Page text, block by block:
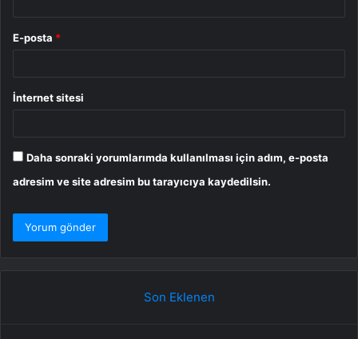
E-posta *
İnternet sitesi
Daha sonraki yorumlarımda kullanılması için adım, e-posta
adresim ve site adresim bu tarayıcıya kaydedilsin.
Son Eklenen